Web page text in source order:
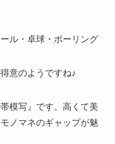
ル・卓球・ボーリング
意のようですね♪
模写』です。高くて美
ノマネのギャップが魅